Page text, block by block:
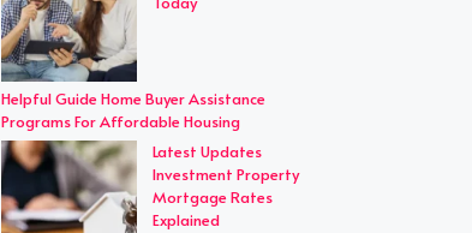
Helpful Guide Home Buyer Assistance
Programs For Affordable Housing
Latest Updates
Investment Property
Mortgage Rates
Explained